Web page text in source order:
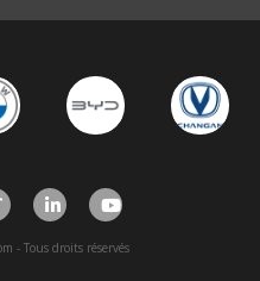
- Tous droits réservés